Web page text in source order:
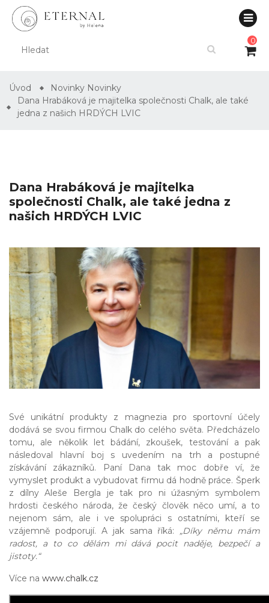
0
Úvod Novinky Novinky
Dana Hrabáková je majitelka společnosti Chalk, ale také
jedna z našich HRDÝCH LVIC
Dana Hrabáková je majitelka
společnosti Chalk, ale také jedna z
našich HRDÝCH LVIC
Své unikátní produkty z magnezia pro sportovní účely
dodává se svou firmou Chalk do celého světa. Předcházelo
tomu, ale několik let bádání, zkoušek, testování a pak
následoval hlavní boj s uvedením na trh a postupné
získávání zákazníků. Paní Dana tak moc dobře ví, že
vymyslet produkt a vybudovat firmu dá hodně práce. Šperk
z dílny Aleše Bergla je tak pro ni úžasným symbolem
hrdosti českého národa, že český člověk něco umí, a to
nejenom sám, ale i ve spolupráci s ostatními, kteří se
vzájemně podporují. A jak sama říká: „Díky němu mám
radost, a to co dělám mi dává pocit naděje, bezpečí a
jistoty.“
Více na www.chalk.cz